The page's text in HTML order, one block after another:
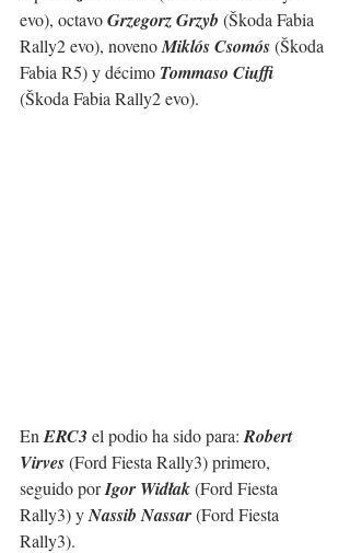
evo), octavo Grzegorz Grzyb (Škoda Fabia
Rally2 evo), noveno Miklós Csomós (Škoda
Fabia R5) y décimo Tommaso Ciuffi
(Škoda Fabia Rally2 evo).
En ERC3 el podio ha sido para: Robert
Virves (Ford Fiesta Rally3) primero,
seguido por Igor Widłak (Ford Fiesta
Rally3) y Nassib Nassar (Ford Fiesta
Rally3).